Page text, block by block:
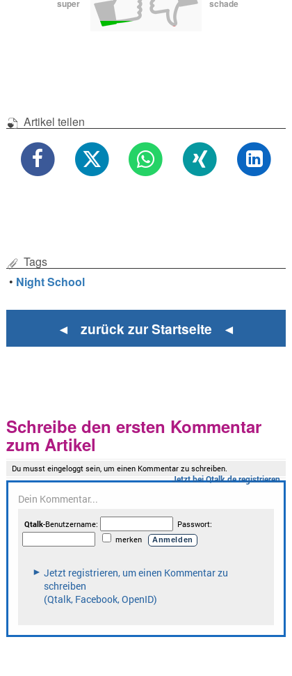
super schade
Artikel teilen
Tags
• Night School
◄ zurück zur Startseite ◄
Schreibe den ersten Kommentar
zum Artikel